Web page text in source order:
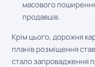
масового
продавців.
Крім цього, дорожня
планів розміщення
стало запровадження